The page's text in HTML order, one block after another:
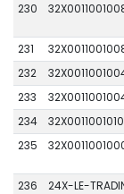
230
231
232
233
234
235
236 24X-LE-